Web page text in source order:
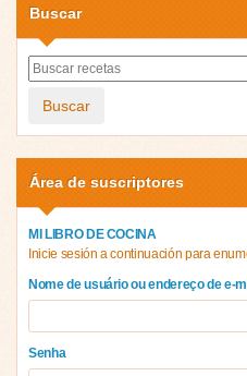
Buscar
Buscar
Área de suscriptores
MI LIBRO DE COCINA
Inicie sesión a continuación para
Nome de usuário ou endereço de e-
Senha